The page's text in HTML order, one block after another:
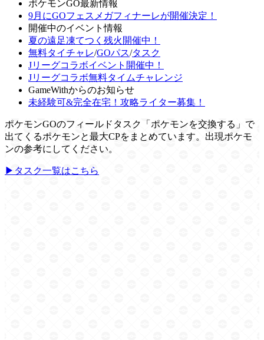
ポケモンGO最新情報
9月にGOフェスメガフィナーレが開催決定！
開催中のイベント情報
夏の遠足凍てつく残火開催中！
無料タイチャレ/GOパス/タスク
Jリーグコラボイベント開催中！
Jリーグコラボ無料タイムチャレンジ
GameWithからのお知らせ
未経験可&完全在宅！攻略ライター募集！
ポケモンGOのフィールドタスク「ポケモンを交換する」で
出てくるポケモンと最大CPをまとめています。出現ポケモ
ンの参考にしてください。
▶タスク一覧はこちら